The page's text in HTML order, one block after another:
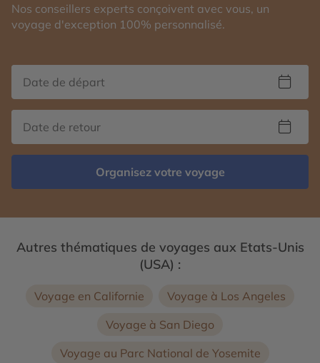
Nos conseillers experts conçoivent avec vous, un
voyage d'exception 100% personnalisé.
Organisez votre voyage
Autres thématiques de voyages aux Etats-Unis
(USA) :
Voyage en Californie
Voyage à Los Angeles
Voyage à San Diego
Voyage au Parc National de Yosemite